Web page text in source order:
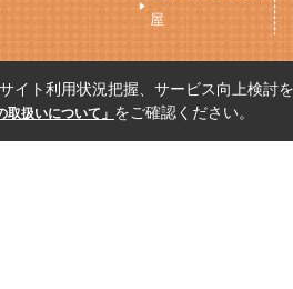
屋
イト利用状況把握、サービス向上検討
取扱いについて」 をご確認ください。